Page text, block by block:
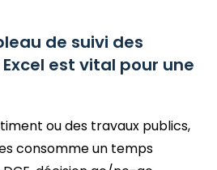
de suivi des
est vital pour une
ou des travaux publics,
consomme un temps